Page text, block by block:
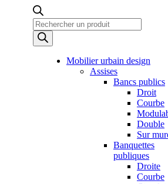
Recherche
de
produits
Mobilier urbain design
Assises
Bancs publics
Droit
Courbe
Double
Sur
Banquettes
publiques
Droite
Courbe